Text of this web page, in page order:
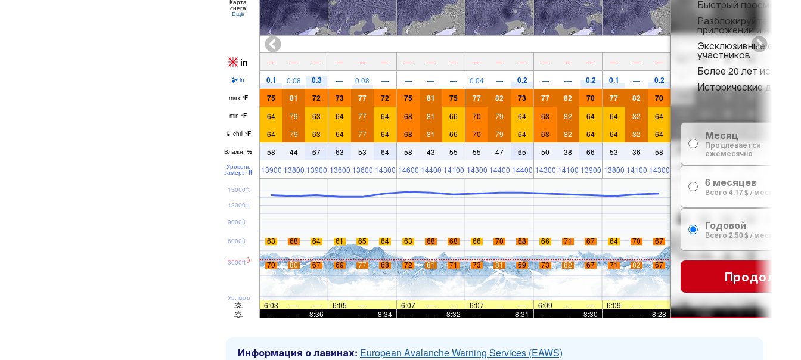
Карта
снега
Ещё
in — — — — — — — — — — — — — — — — — —
in 0.1 0.08 0.3 — 0.08 — — — — 0.04 — 0.2 — — 0.2 0.1 — 0.2
max °F 75 81 72 73 77 72 75 81 75 77 82 73 77 82 70 77 82 70
min °F 64 79 63 64 77 64 68 81 66 70 79 64 68 82 64 64 82 64
chill °F 64 79 63 64 77 64 68 81 66 70 79 64 68 82 64 64 82 64
Влажн. % 58 44 67 63 53 64 58 43 55 55 47 65 50 38 66 53 36 58
Уровень
замерз. ft 13900 13800 13900 13600 13600 14300 14600 14400 14100 14300 14400 14400 14300 14100 13900 13800 14100 14300
Ур. моря
3000ft
6000ft
9000ft
12000ft
15000ft
63 68 64 61 65 64 63 68 68 66 70 68 66 71 67 64 70 67
70 80 67 69 77 68 72 81 71 73 81 69 73 82 67 71 82 67
6:03 — — 6:05 — — 6:07 — — 6:07 — — 6:09 — — 6:09 —
—
—
— 8:36 — — 8:34 — — 8:32 — — 8:31 — — 8:30 — — 8:28
Быстрый просмотр
Разблокируйте
приложении и на веб-
Эксклюзивные
участников
Более 20 лет истории
Исторические данные
Месяц
Продлевается
ежемесячно
6 месяцев
Всего 4.17 $ / месяц
Годовой
Всего 2.50 $ / месяц
Информация о лавинах: European Avalanche Warning Services (EAWS)